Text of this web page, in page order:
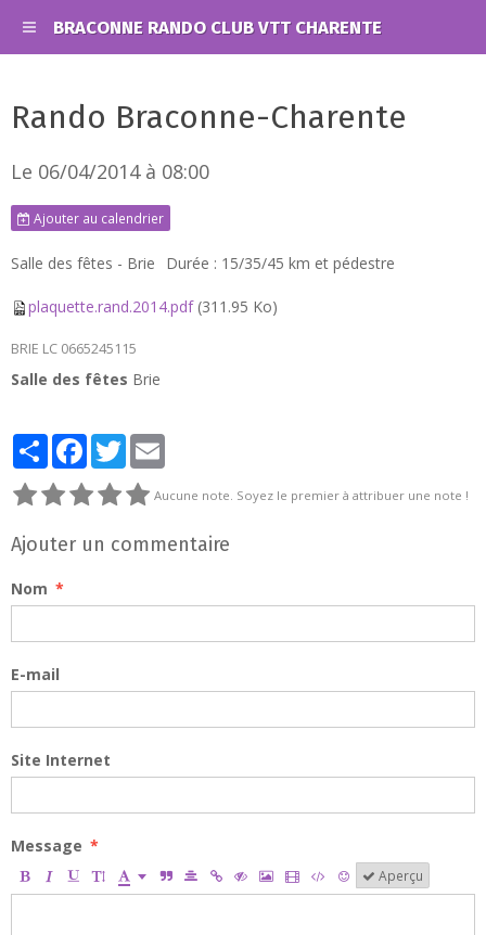
BRACONNE RANDO CLUB VTT CHARENTE
Rando Braconne-Charente
Le 06/04/2014 à 08:00
Ajouter au calendrier
Salle des fêtes - Brie Durée : 15/35/45 km et pédestre
plaquette.rand.2014.pdf(311.95 Ko)
BRIE LC 0665245115
Salle des fêtes Brie
PartagerFacebook
Twitter
Aucune note. Soyez le premier à attribuer une note !
Ajouter un commentaire
Nom
E-mail
Site Internet
Message
Aperçu